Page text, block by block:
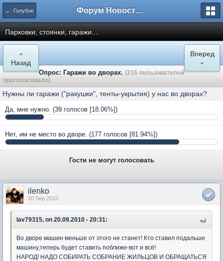
← Голубое Форум Новостройки
Парковки, стоянки, гаражи...
«
Назад
Вперед
»
Опрос: Гаражи во дворах. (216 пользователей
проголосовало)
Нужны ли гаражи ("ракушки", тенты-укрытия) у нас во дворах?
Да, мне нужно. (39 голосов [18.06%])
Нет, им не место во дворе. (177 голосов [81.94%])
Гости не могут голосовать
ilenko
20 Sep 2010
lav79315, on 20.09.2010 - 20:31:
Во дворе машин меньше от этого не станет! Кто ставил подальше
машину,теперь будет ставить поближе-вот и всё!
НАРОД! НАДО СОБИРАТЬ СОБРАНИЕ ЖИЛЬЦОВ И ОБРАЩАТЬСЯ